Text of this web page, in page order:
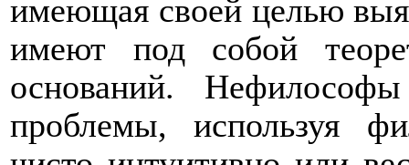
имеющая своей целью
имеют под собой
оснований.
проблемы, используя